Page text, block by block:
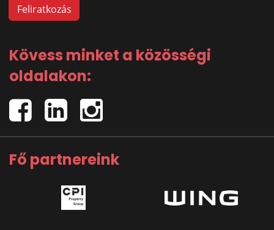
Kövess minket a közösségi
oldalakon:
Fő partnereink